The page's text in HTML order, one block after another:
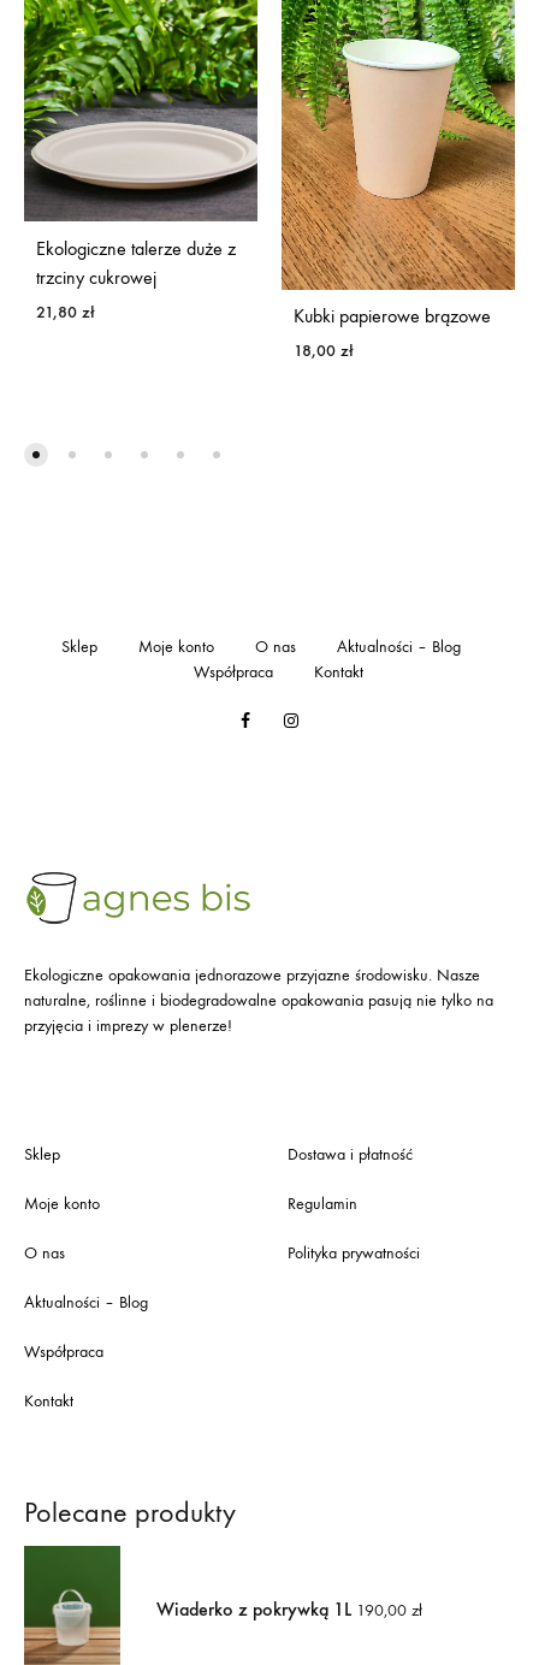
Ekologiczne talerze duże z
trzciny cukrowej
21,80 zł Kubki papierowe brązowe
18,00 zł
FacebookInstagram
Sklep Moje konto O nas
Aktualności – Blog
Współpraca
Kontakt
Ekologiczne opakowania jednorazowe przyjazne środowisku. Nasze
naturalne, roślinne i biodegradowalne opakowania pasują nie tylko na
przyjęcia i imprezy w plenerze!
Sklep
Moje konto
O nas
Aktualności – Blog
Współpraca
Kontakt
Dostawa i płatność
Regulamin
Polityka prywatności
Polecane produkty
Wiaderko z pokrywką 1L 190,00 zł